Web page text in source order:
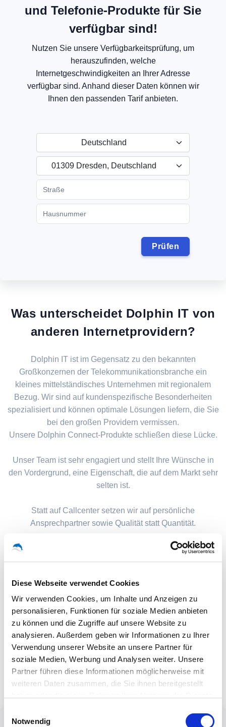
Diese Webseite verwendet Cookies
Wir verwenden Cookies, um Inhalte und Anzeigen zu
personalisieren, Funktionen für soziale Medien anbieten
zu können und die Zugriffe auf unsere Website zu
analysieren. Außerdem geben wir Informationen zu Ihrer
Verwendung unserer Website an unsere Partner für
soziale Medien, Werbung und Analysen weiter. Unsere
Partner führen diese Informationen möglicherweise mit
weiteren Daten zusammen, die Sie ihnen bereitgestellt
Notwendig
und Telefonie-Produkte für Sie
verfügbar sind!
Nutzen Sie unsere Verfügbarkeitsprüfung, um
herauszufinden, welche
Internetgeschwindigkeiten an Ihrer Adresse
verfügbar sind. Anhand dieser Daten können wir
Ihnen den passenden Tarif anbieten.
Deutschland
01309 Dresden, Deutschland
Was unterscheidet Dolphin IT von
anderen Internetprovidern?
Dolphin IT ist im Gegensatz zu den bekannten
Großkonzernen der Telekommunikationsbranche ein
kleines mittelständisches Unternehmen mit regionalem
Bezug. Wir sind auf kundenspezifische Besonderheiten
spezialisiert und können optimale Lösungen liefern, die Sie
bei den großen Providern vermissen.
Unsere Dolphin Connect-Produkte schließen diese Lücke.
Unser Team ist sehr engagiert und stellt Ihre Wünsche in
den Vordergrund, eine Eigenschaft, die auf dem Markt sehr
selten ist.
Statt auf Callcenter setzen wir auf persönliche
Ansprechpartner sowie Qualität statt Quantität.